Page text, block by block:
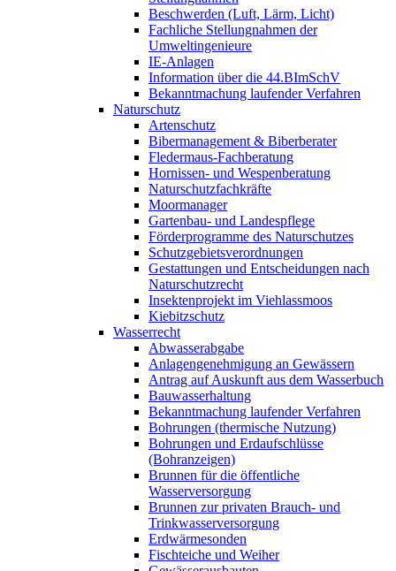
Beschwerden (Luft, Lärm, Licht)
Fachliche Stellungnahmen der
Umweltingenieure
IE-Anlagen
Information über die 44.BImSchV
Bekanntmachung laufender Verfahren
Naturschutz
Artenschutz
Bibermanagement & Biberberater
Fledermaus-Fachberatung
Hornissen- und Wespenberatung
Naturschutzfachkräfte
Moormanager
Gartenbau- und Landespflege
Förderprogramme des Naturschutzes
Schutzgebietsverordnungen
Gestattungen und Entscheidungen nach
Naturschutzrecht
Insektenprojekt im Viehlassmoos
Kiebitzschutz
Wasserrecht
Abwasserabgabe
Anlagengenehmigung an Gewässern
Antrag auf Auskunft aus dem Wasserbuch
Bauwasserhaltung
Bekanntmachung laufender Verfahren
Bohrungen (thermische Nutzung)
Bohrungen und Erdaufschlüsse
(Bohranzeigen)
Brunnen für die öffentliche
Wasserversorgung
Brunnen zur privaten Brauch- und
Trinkwasserversorgung
Erdwärmesonden
Fischteiche und Weiher